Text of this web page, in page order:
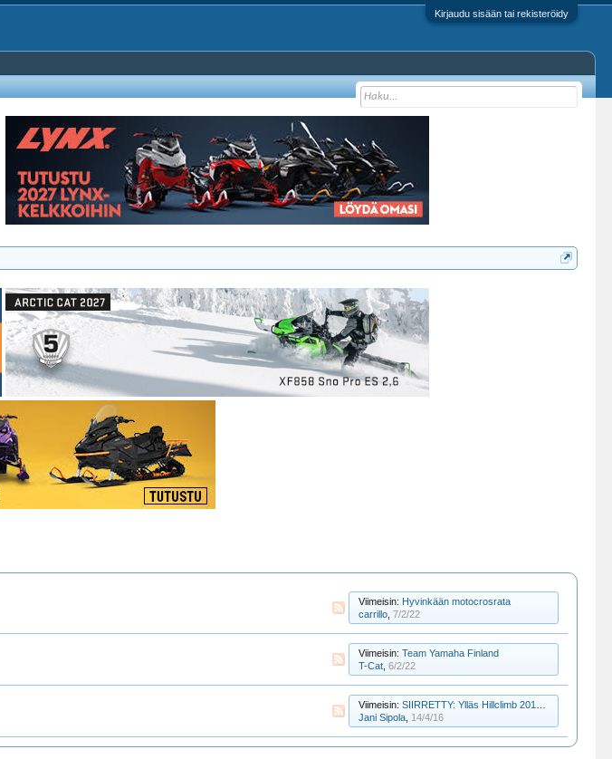
Kirjaudu sisään tai rekisteröidy
Viimeisin: Hyvinkään motocrosrata
carrillo, 7/2/22
Viimeisin: Team Yamaha Finland
T-Cat, 6/2/22
Viimeisin: SIIRRETTY: Ylläs Hillclimb 2016 30.huhtikuuta.
Jani Sipola, 14/4/16